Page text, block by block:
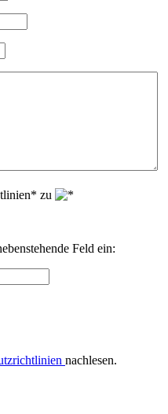
zu
Feld ein:
nachlesen.